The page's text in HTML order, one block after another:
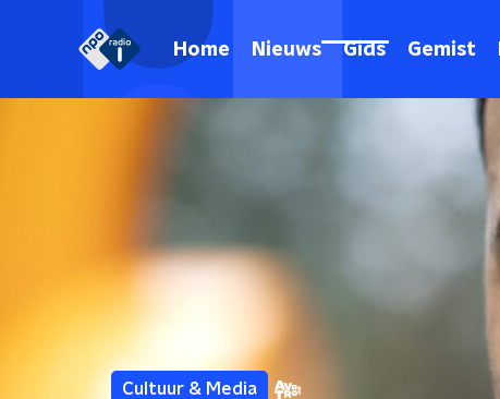
Home Nieuws Gids Gemist
Cultuur & Media